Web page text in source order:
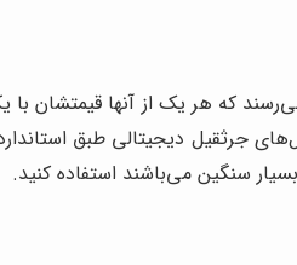
که هر یک از آنها قیمتشان
جرثقیل دیجیتالی طبق
سنگین می‌باشند استفاده کنید.